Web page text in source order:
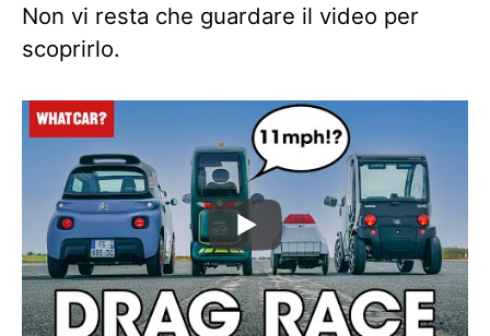
Non vi resta che guardare il video per
scoprirlo.